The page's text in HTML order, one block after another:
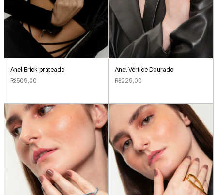
Anel Brick prateado
R$509,00
Anel Vértice Dourado
R$229,00